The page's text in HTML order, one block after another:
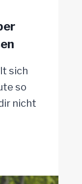
sich
so
nicht